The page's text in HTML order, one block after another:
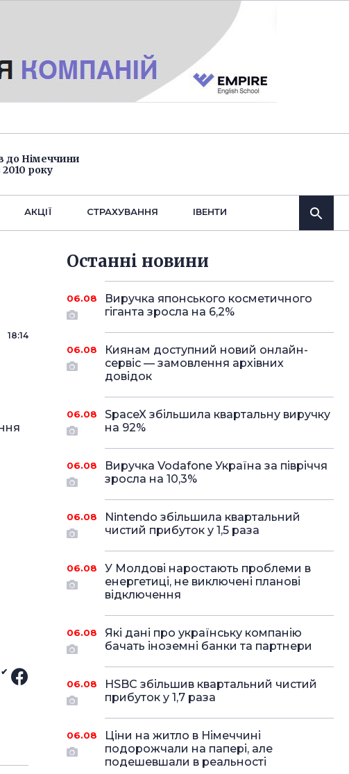
до Німеччини
року
АКЦІЇ СТРАХУВАННЯ IВЕНТИ
18:14
Останнi новини
06.08
Виручка японського косметичного
гіганта зросла на 6,2%
06.08
Киянам доступний новий онлайн-
сервіс — замовлення архівних
довідок
06.08
SpaceX збільшила квартальну виручку
на 92%
06.08
Виручка Vodafone Україна за півріччя
зросла на 10,3%
06.08
Nintendo збільшила квартальний
чистий прибуток у 1,5 раза
06.08
У Молдові наростають проблеми в
енергетиці, не виключені планові
відключення
06.08
Які дані про українську компанію
бачать іноземні банки та партнери
06.08
HSBC збільшив квартальний чистий
прибуток у 1,7 раза
06.08
Ціни на житло в Німеччині
подорожчали на папері, але
подешевшали в реальності